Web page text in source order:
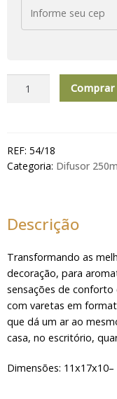
P
Brasil
Comprar
REF: 54/18
Categoria: Difusor
Descrição
Transformando as
decoração, para
sensações de
com varetas em
que dá um ar ao
casa, no escritório,
Dimensões: